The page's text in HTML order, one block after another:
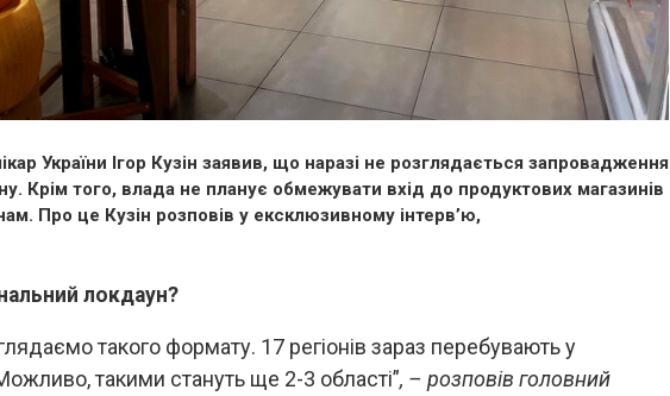
України Ігор Кузін заявив, що наразі не розглядається запровадження
Крім того, влада не планує обмежувати вхід до продуктових магазинів
Про це Кузін розповів у ексклюзивному інтерв’ю,
локдаун?
такого формату. 17 регіонів зараз перебувають у
такими стануть ще 2-3 області”, – розповів головний